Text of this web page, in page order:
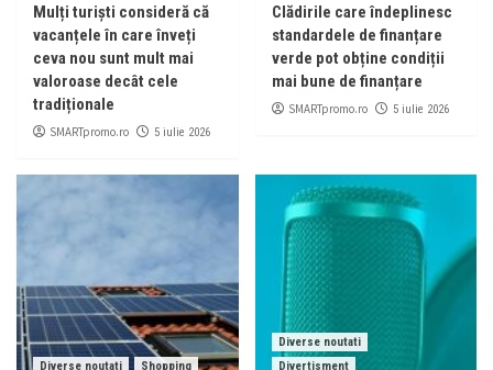
Mulți turiști consideră că
vacanțele în care înveți
ceva nou sunt mult mai
valoroase decât cele
tradiționale
SMARTpromo.ro 5 iulie 2026
Clădirile care îndeplinesc
standardele de finanțare
verde pot obține condiții
mai bune de finanțare
SMARTpromo.ro 5 iulie 2026
Diverse noutati
Shopping
Diverse noutati
Divertisment